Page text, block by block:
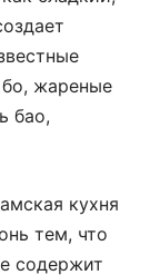
жареные
бао,
кухня
тем, что
содержит